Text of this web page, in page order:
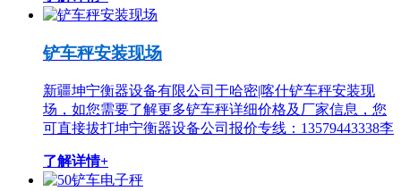
铲车秤安装现场
新疆坤宁衡器设备有限公司于哈密|喀什铲车秤安装现
场，如您需要了解更多铲车秤详细价格及厂家信息，您
可直接拔打坤宁衡器设备公司报价专线：13579443338李
了解详情+